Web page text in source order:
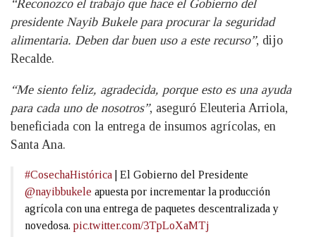
“Reconozco el trabajo que hace el Gobierno del
presidente Nayib Bukele para procurar la seguridad
alimentaria. Deben dar buen uso a este recurso”, dijo
Recalde.
“Me siento feliz, agradecida, porque esto es una ayuda
para cada uno de nosotros”, aseguró Eleuteria Arriola,
beneficiada con la entrega de insumos agrícolas, en
Santa Ana.
#CosechaHistórica | El Gobierno del Presidente
@nayibbukele apuesta por incrementar la producción
agrícola con una entrega de paquetes descentralizada y
novedosa. pic.twitter.com/3TpLoXaMTj